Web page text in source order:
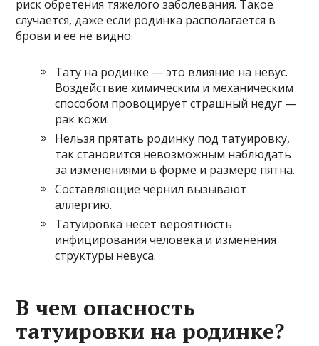
риск обретения тяжелого заболевания. Такое
случается, даже если родинка располагается в
брови и ее не видно.
Тату на родинке — это влияние на невус.
Воздействие химическим и механическим
способом провоцирует страшный недуг —
рак кожи.
Нельзя прятать родинку под татуировку,
так становится невозможным наблюдать
за изменениями в форме и размере пятна.
Составляющие чернил вызывают
аллергию.
Татуировка несет вероятность
инфицирования человека и изменения
структуры невуса.
В чем опасность
татуировки на родинке?